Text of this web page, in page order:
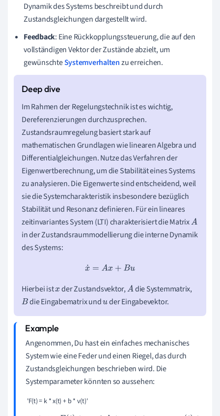
Dynamik des Systems beschreibt und durch
Zustandsgleichungen dargestellt wird.
Feedback: Eine Rückkopplungssteuerung, die auf den
vollständigen Vektor der Zustände abzielt, um
gewünschteSystemverhaltenzu erreichen.
Im Rahmen der Regelungstechnik ist es wichtig,
Dereferenzierungen durchzusprechen.
Zustandsraumregelung basiert stark auf
mathematischen Grundlagen wie linearen Algebra und
Differentialgleichungen. Nutze das Verfahren der
Eigenwertberechnung, um die Stabilität eines Systems
zu analysieren. Die Eigenwerte sind entscheidend, weil
sie die Systemcharakteristik insbesondere bezüglich
Stabilität und Resonanz definieren. Für ein lineares
zeitinvariantes System (LTI) charakterisiert die MatrixA
in der Zustandsraummodellierung die interne Dynamik
des Systems:
x˙=Ax +B u
Hierbei istx der Zustandsvektor,A die Systemmatrix,
B die Eingabematrix unduder Eingabevektor.
Angenommen, Du hast ein einfaches mechanisches
System wie eine Feder und einen Riegel, das durch
Zustandsgleichungen beschrieben wird. Die
Systemparameter könnten so aussehen:
'F(t) = k * x(t) + b * v(t)'